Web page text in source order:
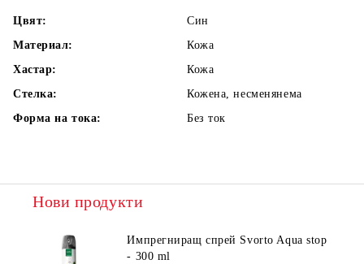
Цвят:
Син
Материал:
Кожа
Хастар:
Кожа
Стелка:
Кожена, несменянема
Форма на тока:
Без ток
Нови продукти
Импрегниращ спрей Svorto Aqua stop
- 300 ml